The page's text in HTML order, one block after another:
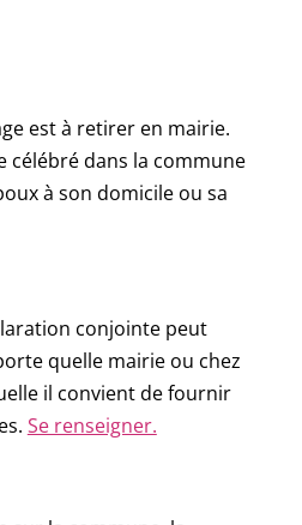
est à retirer en mairie.
célébré dans la commune
à son domicile ou sa
conjointe peut
quelle mairie ou chez
il convient de fournir
Se renseigner.